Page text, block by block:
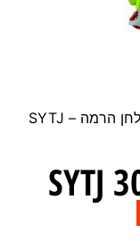
/ שולחן הרמה – SYTJ